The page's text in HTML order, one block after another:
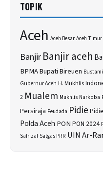
TOPIK
Aceh Aceh BesarAceh Timur
BanjirBanjir aceh
BPMABupati Bireuen Bustami
Gubernur Aceh H. Mukhlis
2 Mualem Mukhlis Narkoba
Persiraja Peudada Pidie
Polda Aceh PON PON 2024
Safrizal Satgas PRR UIN Ar-